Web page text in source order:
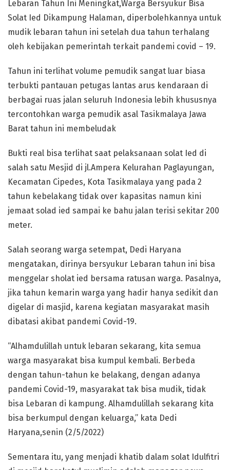
Lebaran Tahun Ini Meningkat,Warga Bersyukur Bisa
Solat Ied Dikampung Halaman, diperbolehkannya untuk
mudik lebaran tahun ini setelah dua tahun terhalang
oleh kebijakan pemerintah terkait pandemi covid – 19.
Tahun ini terlihat volume pemudik sangat luar biasa
terbukti pantauan petugas lantas arus kendaraan di
berbagai ruas jalan seluruh Indonesia lebih khususnya
tercontohkan warga pemudik asal Tasikmalaya Jawa
Barat tahun ini membeludak
Bukti real bisa terlihat saat pelaksanaan solat Ied di
salah satu Mesjid di jl.Ampera Kelurahan Paglayungan,
Kecamatan Cipedes, Kota Tasikmalaya yang pada 2
tahun kebelakang tidak over kapasitas namun kini
jemaat solad ied sampai ke bahu jalan terisi sekitar 200
meter.
Salah seorang warga setempat, Dedi Haryana
mengatakan, dirinya bersyukur Lebaran tahun ini bisa
menggelar sholat ied bersama ratusan warga. Pasalnya,
jika tahun kemarin warga yang hadir hanya sedikit dan
digelar di masjid, karena kegiatan masyarakat masih
dibatasi akibat pandemi Covid-19.
“Alhamdulillah untuk lebaran sekarang, kita semua
warga masyarakat bisa kumpul kembali. Berbeda
dengan tahun-tahun ke belakang, dengan adanya
pandemi Covid-19, masyarakat tak bisa mudik, tidak
bisa Lebaran di kampung. Alhamdulillah sekarang kita
bisa berkumpul dengan keluarga,” kata Dedi
Haryana,senin (2/5/2022)
Sementara itu, yang menjadi khatib dalam solat Idulfitri